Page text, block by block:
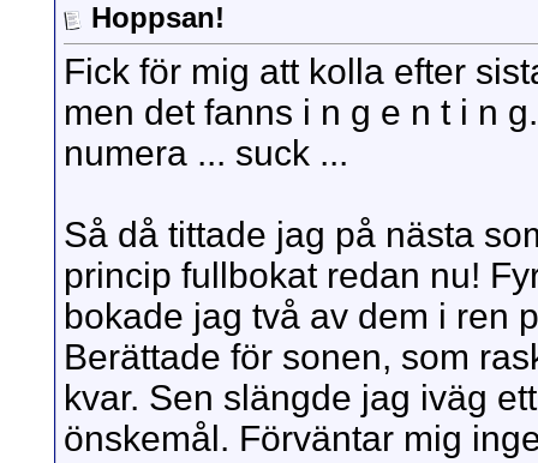
Hoppsan!
Fick för mig att kolla efter
men det fanns i n g e n t i n
numera ... suck ...
Så då tittade jag på nästa
princip fullbokat redan nu!
bokade jag två av dem i ren
Berättade för sonen, som
kvar. Sen slängde jag iväg
önskemål. Förväntar mig